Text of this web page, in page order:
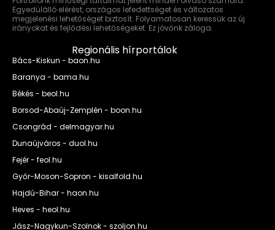
Egyedülálló elérést, országos lefedettséget és változatos
megjelenési lehetőséget biztosít. Folyamatosan keressük az új
irányokat és fejlődési lehetőségeket. Ez jövőnk záloga.
Regionális hírportálok
Bács-Kiskun - baon.hu
Baranya - bama.hu
Békés - beol.hu
Borsod-Abaúj-Zemplén - boon.hu
Csongrád - delmagyar.hu
Dunaújváros - duol.hu
Fejér - feol.hu
Győr-Moson-Sopron - kisalfold.hu
Hajdú-Bihar - haon.hu
Heves - heol.hu
Jász-Nagykun-Szolnok - szoljon.hu